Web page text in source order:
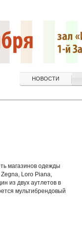
НОВОСТИ
магазинов одежды
Loro Piana,
из двух аутлетов в
мультибрендовый